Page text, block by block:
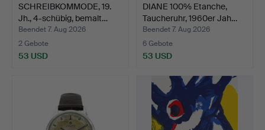
SCHREIBKOMMODE, 19.
Jh., 4-schübig, bemalt…
Beendet 7. Aug 2026
2 Gebote
53 USD
DIANE 100% Etanche,
Taucheruhr, 1960er Jah…
Beendet 7. Aug 2026
6 Gebote
53 USD